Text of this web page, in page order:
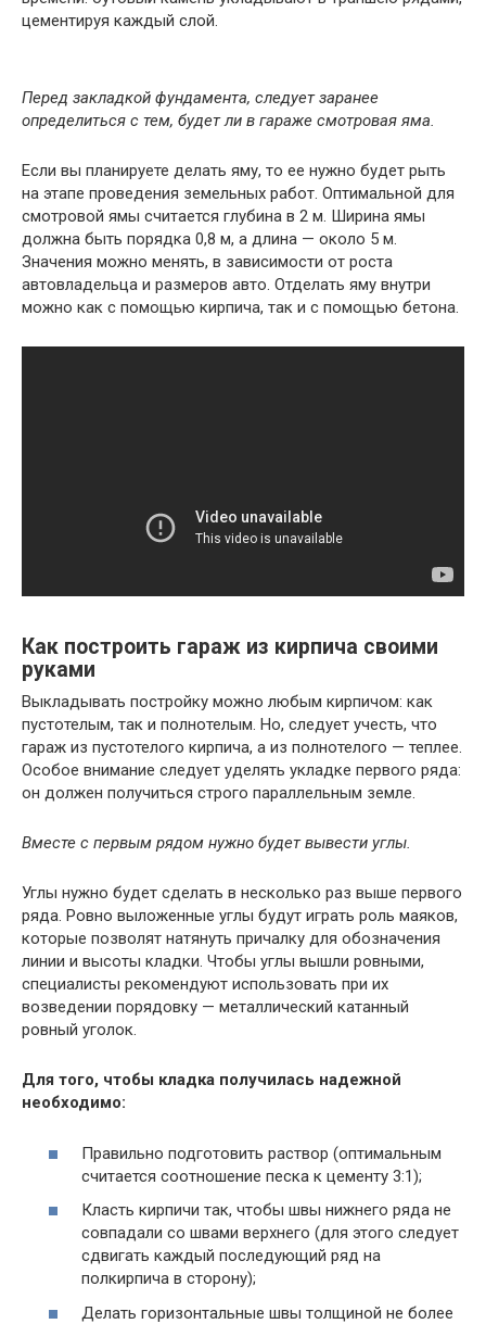
цементируя каждый слой.
Перед закладкой фундамента, следует заранее
определиться с тем, будет ли в гараже смотровая яма.
Если вы планируете делать яму, то ее нужно будет рыть
на этапе проведения земельных работ. Оптимальной для
смотровой ямы считается глубина в 2 м. Ширина ямы
должна быть порядка 0,8 м, а длина — около 5 м.
Значения можно менять, в зависимости от роста
автовладельца и размеров авто. Отделать яму внутри
можно как с помощью кирпича, так и с помощью бетона.
Как построить гараж из кирпича своими
руками
Выкладывать постройку можно любым кирпичом: как
пустотелым, так и полнотелым. Но, следует учесть, что
гараж из пустотелого кирпича, а из полнотелого — теплее.
Особое внимание следует уделять укладке первого ряда:
он должен получиться строго параллельным земле.
Вместе с первым рядом нужно будет вывести углы.
Углы нужно будет сделать в несколько раз выше первого
ряда. Ровно выложенные углы будут играть роль маяков,
которые позволят натянуть причалку для обозначения
линии и высоты кладки. Чтобы углы вышли ровными,
специалисты рекомендуют использовать при их
возведении порядовку — металлический катанный
ровный уголок.
Для того, чтобы кладка получилась надежной
необходимо:
Правильно подготовить раствор (оптимальным
считается соотношение песка к цементу 3:1);
Класть кирпичи так, чтобы швы нижнего ряда не
совпадали со швами верхнего (для этого следует
сдвигать каждый последующий ряд на
полкирпича в сторону);
Делать горизонтальные швы толщиной не более